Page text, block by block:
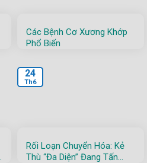
Các Bệnh Cơ Xương Khớp
Phổ Biến
Rối Loạn Chuyển Hóa: Kẻ
Thù “Đa Diện” Đang Tấn
24
Th6